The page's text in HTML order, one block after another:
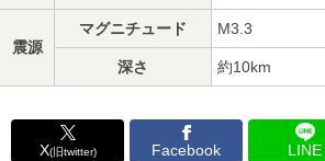
震源
マグニチュード M3.3
深さ 約10km
X(旧twitter) Facebook LINE